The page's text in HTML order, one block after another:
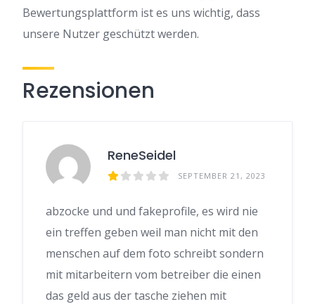
Bewertungsplattform ist es uns wichtig, dass
unsere Nutzer geschützt werden.
Rezensionen
ReneSeidel
SEPTEMBER 21, 2023
abzocke und und fakeprofile, es wird nie
ein treffen geben weil man nicht mit den
menschen auf dem foto schreibt sondern
mit mitarbeitern vom betreiber die einen
das geld aus der tasche ziehen mit